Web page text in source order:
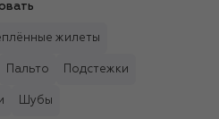
жилеты
Пальто Подстежки
Шубы